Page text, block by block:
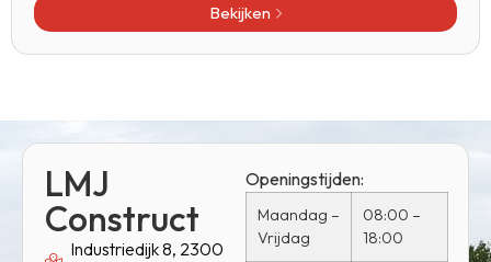
Bekijken
LMJ
Construct
Industriedijk 8, 2300
Openingstijden:
Maandag –
Vrijdag
08:00 –
18:00